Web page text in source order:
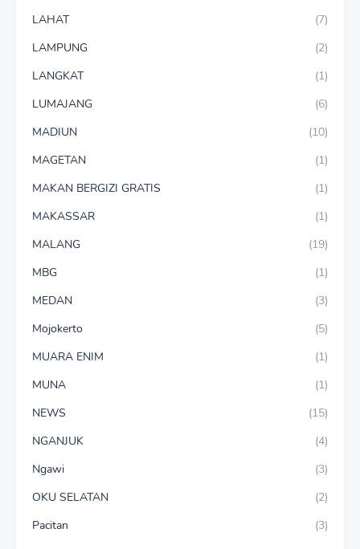
LAHAT
(7)
LAMPUNG
(2)
LANGKAT
(1)
LUMAJANG
(6)
MADIUN
(10)
MAGETAN
(1)
MAKAN BERGIZI GRATIS
(1)
MAKASSAR
(1)
MALANG
(19)
MBG
(1)
MEDAN
(3)
Mojokerto
(5)
MUARA ENIM
(1)
MUNA
(1)
NEWS
(15)
NGANJUK
(4)
Ngawi
(3)
OKU SELATAN
(2)
Pacitan
(3)